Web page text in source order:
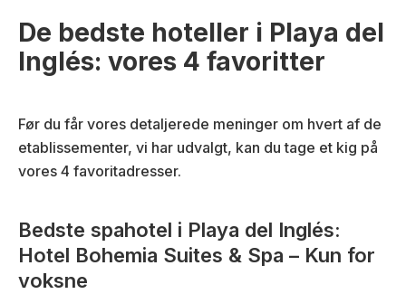
De bedste hoteller i Playa del
Inglés: vores 4 favoritter
Før du får vores detaljerede meninger om hvert af de
etablissementer, vi har udvalgt, kan du tage et kig på
vores 4 favoritadresser.
Bedste spahotel i Playa del Inglés:
Hotel Bohemia Suites & Spa – Kun for
voksne